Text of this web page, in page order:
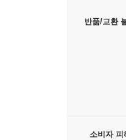
반품/교환
소비자 피